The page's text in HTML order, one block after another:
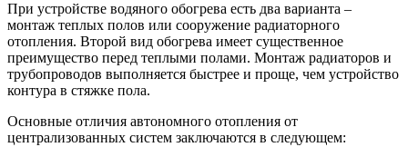
При устройстве водяного обогрева есть два варианта –
монтаж теплых полов или сооружение радиаторного
отопления. Второй вид обогрева имеет существенное
преимущество перед теплыми полами. Монтаж радиаторов и
трубопроводов выполняется быстрее и проще, чем устройство
контура в стяжке пола.
Основные отличия автономного отопления от
централизованных систем заключаются в следующем: